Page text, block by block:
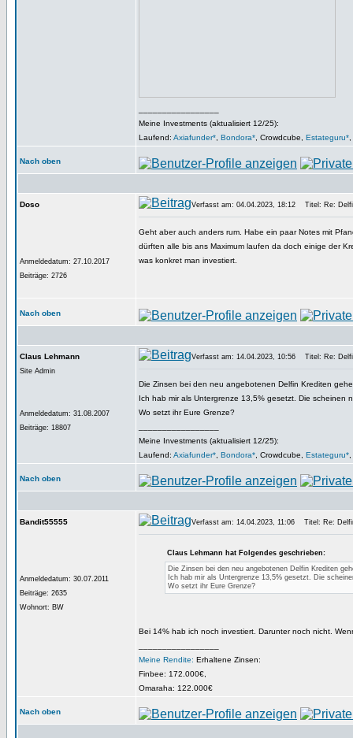
Meine Investments (aktualisiert 12/25):
Laufend: Axiafunder* Bondora* , Crowdcube, Estateguru*
Nach oben
Doso
Anmeldedatum: 27.10.2017
Beiträge: 2726
Verfasst am: 04.04.2023, 18:12 Titel: Re:
Geht aber auch anders rum. Habe ein paar Notes mit
dürften alle bis ans Maximum laufen da doch einige der
was konkret man investiert.
Nach oben
Claus Lehmann
Site Admin
Anmeldedatum: 31.08.2007
Beiträge: 18807
Verfasst am: 14.04.2023, 10:56 Titel: Re:
Die Zinsen bei den neu angebotenen Delfin Krediten
Ich hab mir als Untergrenze 13,5% gesetzt. Die scheinen
Wo setzt ihr Eure Grenze?
Meine Investments (aktualisiert 12/25):
Laufend: Axiafunder* Bondora* , Crowdcube, Estateguru*
Nach oben
Bandit55555
Anmeldedatum: 30.07.2011
Beiträge: 2635
Wohnort: BW
Verfasst am: 14.04.2023, 11:06 Titel: Re:
Claus Lehmann hat Folgendes geschrieben:
Die Zinsen bei den neu angebotenen Delfin Krediten
Ich hab mir als Untergrenze 13,5% gesetzt. Die
Wo setzt ihr Eure Grenze?
Bei 14% hab ich noch investiert. Darunter noch nicht.
Meine Rendite: Erhaltene Zinsen:
Finbee: 172.000€,
Omaraha: 122.000€
Nach oben